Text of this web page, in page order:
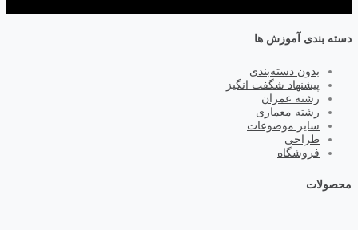
دسته بندی آموزش ها
بدون دسته‌بندی
پیشنهاد شگفت انگیز
رشته عمران
رشته معماری
سایر موضوعات
طراحی
فروشگاه
محصولات